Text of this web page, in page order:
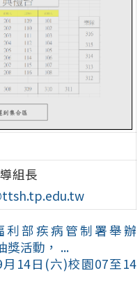
組長
利部疾病管制署舉辦
獎活動， ...
月14日(六)校園07至14